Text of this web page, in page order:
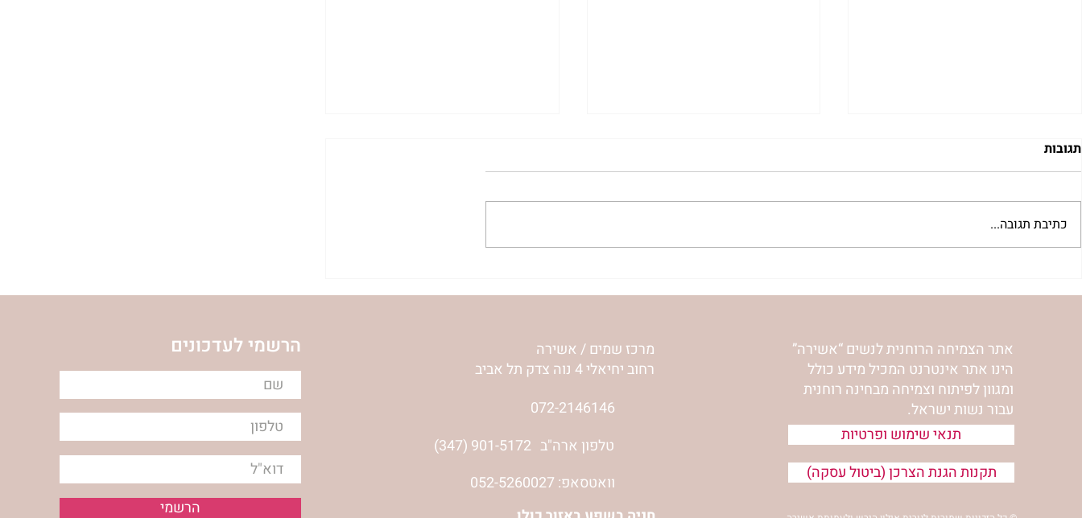
של מרכז אשירה והר’ ימימה
עם רוני ונורית אילון הירש |
נסיעה לאומן | רוני ונורית אילון
תגובות
כתיבת תגובה...
הרשמי לעדכונים
הרשמי
מרכז שמים / אשירה
רחוב יחיאלי 4 נוה צדק תל אביב
072-2146146
(347) 901-5172 טלפון ארה"ב
וואטסאפ: 052-5260027
אתר הצמיחה הרוחנית לנשים “אשירה”
הינו אתר אינטרנט המכיל מידע כולל
ומגוון לפיתוח וצמיחה מבחינה רוחנית
עבור נשות ישראל.
תנאי שימוש ופרטיות
תקנות הגנת הצרכן (ביטול עסקה)